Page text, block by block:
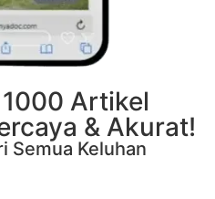
Artikel
& Akurat!
Semua Keluhan